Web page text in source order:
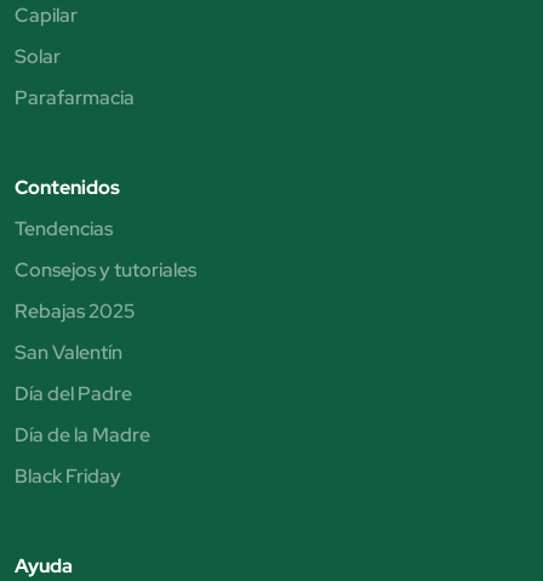
Capilar
Solar
Parafarmacia
Contenidos
Tendencias
Consejos y tutoriales
Rebajas 2025
San Valentín
Día del Padre
Día de la Madre
Black Friday
Ayuda